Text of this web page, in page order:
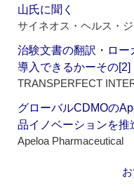
山氏に聞く
サイネオス・ヘルス・
治験文書の翻訳・ロ
導入できるかーその[2]
TRANSPERFECT
グローバルCDMOの
品イノベーションを推
Apeloa Pharmaceutical